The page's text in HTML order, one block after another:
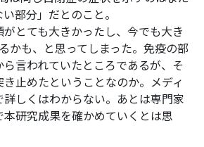
部分」だとのこと。
とても大きかったし、今でも大き
かも、と思ってしまった。免疫の部
言われていたところであるが、そ
止めたということなのか。メディ
しくはわからない。あとは専門家
研究成果を確かめていくとは思